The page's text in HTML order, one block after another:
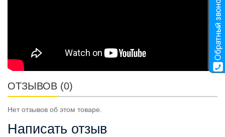
ОТЗЫВОВ (0)
Нет отзывов об этом товаре.
Написать отзыв